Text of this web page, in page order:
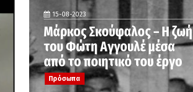
15-08-2023
Μάρκος Σκούφαλος – Η ζωή
του Φώτη Αγγουλέ μέσα
από το ποιητικό του έργο
Πρόσωπα